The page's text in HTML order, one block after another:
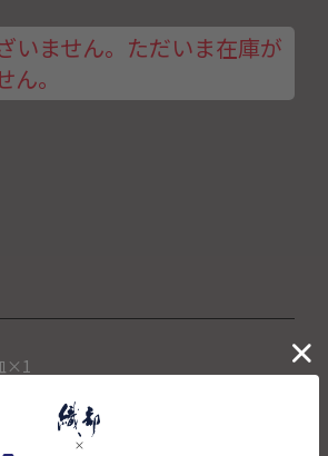
いません。ただいま在庫が
ん。
×1
イミングによって織部下北沢店頭で売り